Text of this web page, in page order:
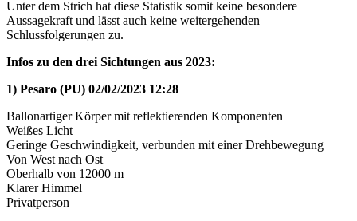
Unter dem Strich hat diese Statistik somit keine besondere
Aussagekraft und lässt auch keine weitergehenden
Schlussfolgerungen zu.
Infos zu den drei Sichtungen aus 2023:
1) Pesaro (PU) 02/02/2023 12:28
Ballonartiger Körper mit reflektierenden Komponenten
Weißes Licht
Geringe Geschwindigkeit, verbunden mit einer Drehbewegung
Von West nach Ost
Oberhalb von 12000 m
Klarer Himmel
Privatperson